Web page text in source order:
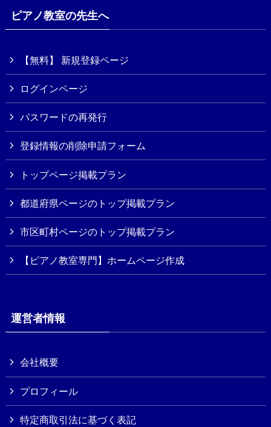
ピアノ教室の先生へ
【無料】 新規登録ページ
ログインページ
パスワードの再発行
登録情報の削除申請フォーム
トップページ掲載プラン
都道府県ページのトップ掲載プラン
市区町村ページのトップ掲載プラン
【ピアノ教室専門】ホームページ作成
運営者情報
会社概要
プロフィール
特定商取引法に基づく表記